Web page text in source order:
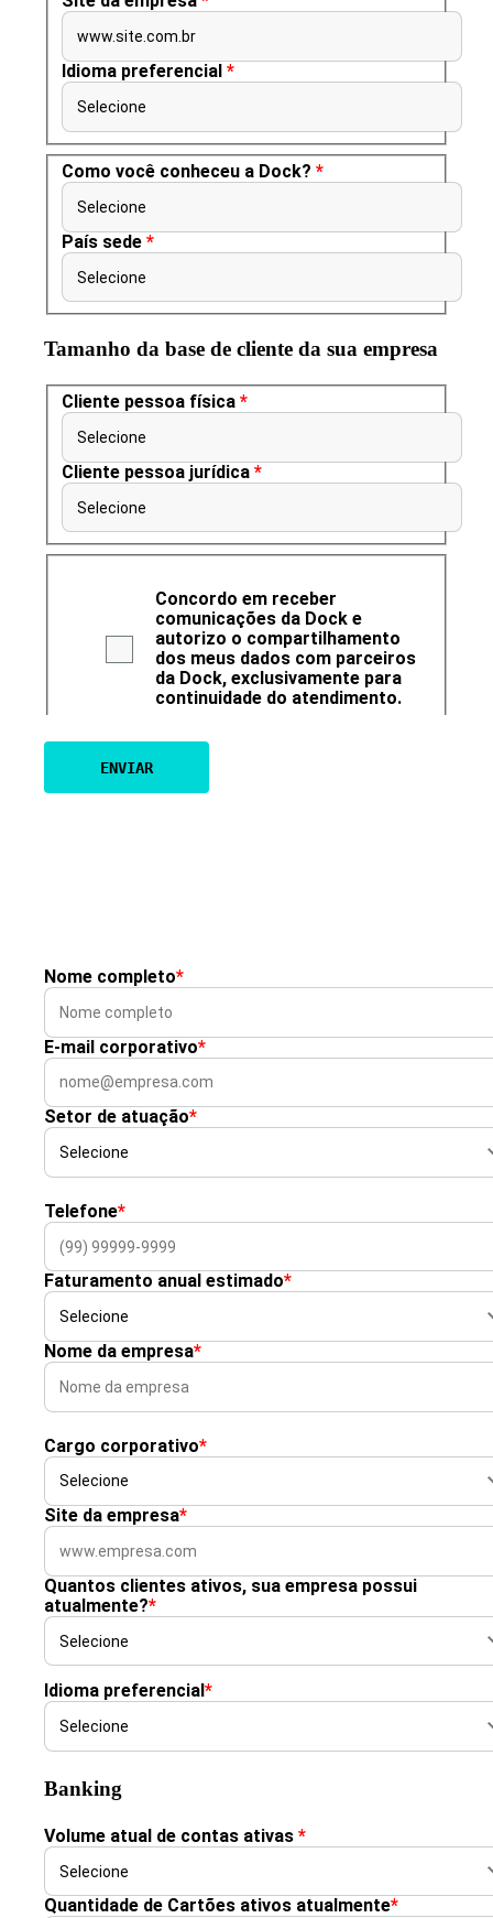
www.site.com.br
Idioma preferencial *
Selecione
Como você conheceu a Dock? *
Selecione
País sede *
Selecione
Tamanho da base de cliente da sua empresa
Cliente pessoa física *
Selecione
Cliente pessoa jurídica *
Selecione
Concordo em receber
comunicações da Dock e
autorizo o compartilhamento
dos meus dados com parceiros
da Dock, exclusivamente para
continuidade do atendimento.
Nome completo*
E-mail corporativo*
Setor de atuação*
Telefone*
Faturamento anual estimado*
Nome da empresa*
Cargo corporativo*
Site da empresa*
Quantos clientes ativos, sua empresa possui
atualmente?*
Idioma preferencial *
Banking
Volume atual de contas ativas *
Quantidade de Cartões ativos atualmente*